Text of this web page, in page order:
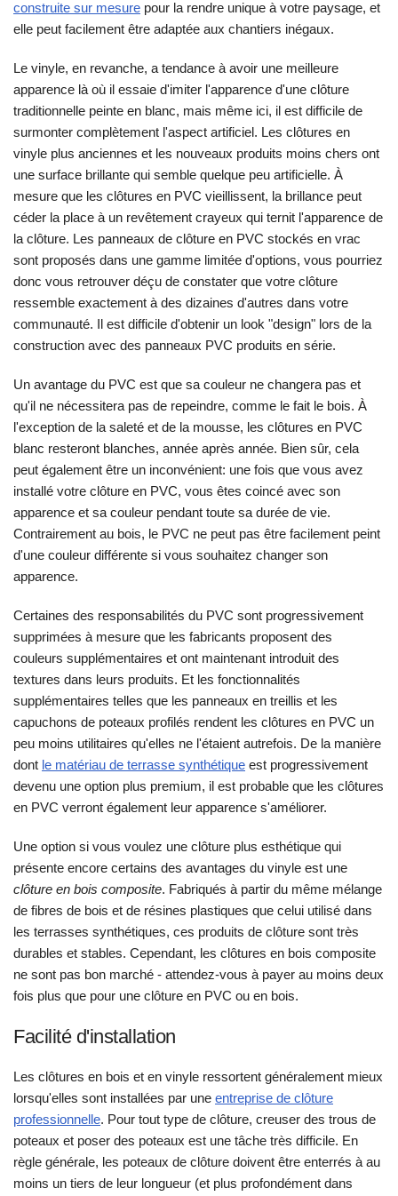
construite sur mesure pour la rendre unique à votre paysage, et
elle peut facilement être adaptée aux chantiers inégaux.
Le vinyle, en revanche, a tendance à avoir une meilleure
apparence là où il essaie d'imiter l'apparence d'une clôture
traditionnelle peinte en blanc, mais même ici, il est difficile de
surmonter complètement l'aspect artificiel. Les clôtures en
vinyle plus anciennes et les nouveaux produits moins chers ont
une surface brillante qui semble quelque peu artificielle. À
mesure que les clôtures en PVC vieillissent, la brillance peut
céder la place à un revêtement crayeux qui ternit l'apparence de
la clôture. Les panneaux de clôture en PVC stockés en vrac
sont proposés dans une gamme limitée d'options, vous pourriez
donc vous retrouver déçu de constater que votre clôture
ressemble exactement à des dizaines d'autres dans votre
communauté. Il est difficile d'obtenir un look "design" lors de la
construction avec des panneaux PVC produits en série.
Un avantage du PVC est que sa couleur ne changera pas et
qu'il ne nécessitera pas de repeindre, comme le fait le bois. À
l'exception de la saleté et de la mousse, les clôtures en PVC
blanc resteront blanches, année après année. Bien sûr, cela
peut également être un inconvénient: une fois que vous avez
installé votre clôture en PVC, vous êtes coincé avec son
apparence et sa couleur pendant toute sa durée de vie.
Contrairement au bois, le PVC ne peut pas être facilement peint
d'une couleur différente si vous souhaitez changer son
apparence.
Certaines des responsabilités du PVC sont progressivement
supprimées à mesure que les fabricants proposent des
couleurs supplémentaires et ont maintenant introduit des
textures dans leurs produits. Et les fonctionnalités
supplémentaires telles que les panneaux en treillis et les
capuchons de poteaux profilés rendent les clôtures en PVC un
peu moins utilitaires qu'elles ne l'étaient autrefois. De la manière
dont le matériau de terrasse synthétique est progressivement
devenu une option plus premium, il est probable que les clôtures
en PVC verront également leur apparence s'améliorer.
Une option si vous voulez une clôture plus esthétique qui
présente encore certains des avantages du vinyle est une
clôture en bois composite. Fabriqués à partir du même mélange
de fibres de bois et de résines plastiques que celui utilisé dans
les terrasses synthétiques, ces produits de clôture sont très
durables et stables. Cependant, les clôtures en bois composite
ne sont pas bon marché - attendez-vous à payer au moins deux
fois plus que pour une clôture en PVC ou en bois.
Facilité d'installation
Les clôtures en bois et en vinyle ressortent généralement mieux
lorsqu'elles sont installées par une entreprise de clôture
professionnelle. Pour tout type de clôture, creuser des trous de
poteaux et poser des poteaux est une tâche très difficile. En
règle générale, les poteaux de clôture doivent être enterrés à au
moins un tiers de leur longueur (et plus profondément dans